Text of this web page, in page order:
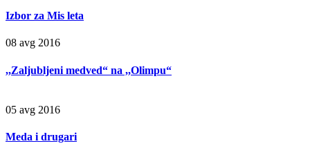
Izbor za Mis leta
08 avg 2016
,,Zaljubljeni medved“ na ,,Olimpu“
05 avg 2016
Meda i drugari